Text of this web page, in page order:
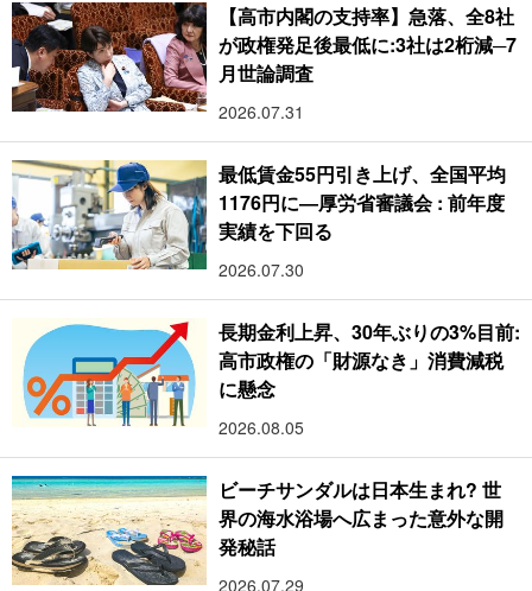
【高市内閣の支持率】急落、全8社
が政権発足後最低に:3社は2桁減─7
月世論調査
2026.07.31
最低賃金55円引き上げ、全国平均
1176円に―厚労省審議会 : 前年度
実績を下回る
2026.07.30
長期金利上昇、30年ぶりの3%目前:
高市政権の「財源なき」消費減税
に懸念
2026.08.05
ビーチサンダルは日本生まれ? 世
界の海水浴場へ広まった意外な開
発秘話
2026.07.29